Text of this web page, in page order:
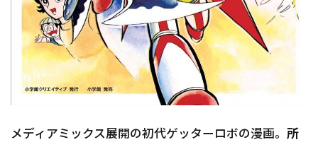
メディアミックス展開の初代ゲッターロボの漫画。 所